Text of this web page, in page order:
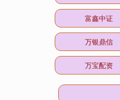
富鑫中证
万银鼎信
万宝配资